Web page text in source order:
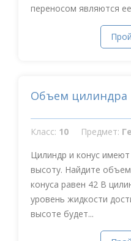
переносом являются
Объем цилиндра
Класс: 10 Предмет:
Цилиндр и конус
высоту. Найдите
конуса равен 42 В
уровень жидкости
высоте будет...